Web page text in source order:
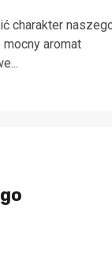
charakter
aromat